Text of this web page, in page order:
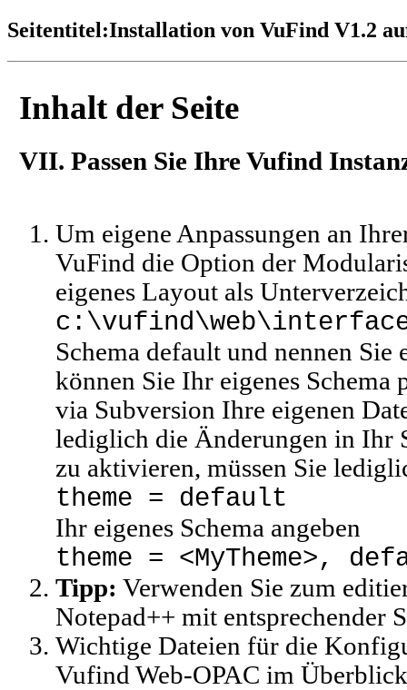
Seitentitel:Installation von VuFind V1.2
Inhalt der Seite
VII. Passen Sie Ihre Vufind
Um eigene Anpassungen an
VuFind die Option der
eigenes Layout als
Schema default und nennen
können Sie Ihr eigenes
via Subversion Ihre eigenen
lediglich die Änderungen in Ihr
zu aktivieren, müssen Sie
theme = default
Ihr eigenes Schema angeben
theme = <MyTheme>,
Tipp: Verwenden Sie zum
Notepad++ mit entsprechender
Wichtige Dateien für die
Vufind Web-OPAC im